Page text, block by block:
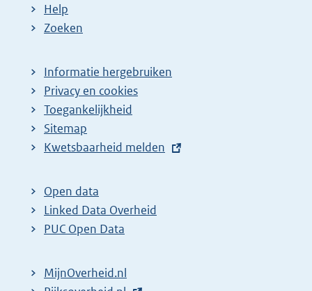
Help
Zoeken
Informatie hergebruiken
Privacy en cookies
Toegankelijkheid
Sitemap
E
t
e
r
l
Kwetsbaarheid melden
Open data
Linked Data Overheid
PUC Open Data
MijnOverheid.nl